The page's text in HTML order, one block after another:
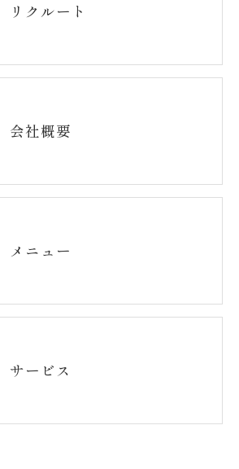
リクルート
会社概要
メニュー
サービス